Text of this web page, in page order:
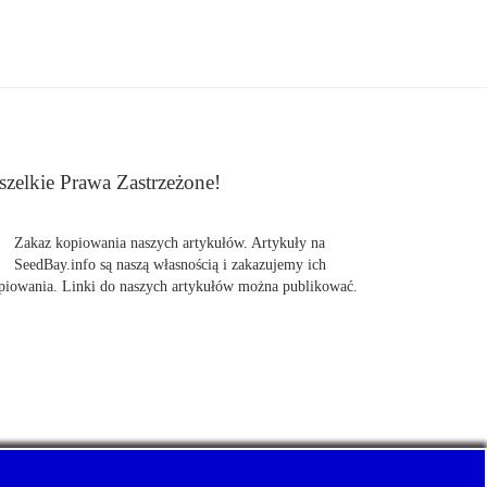
Prawa Zastrzeżone!
Zakaz kopiowania naszych artykułów. Artykuły na
SeedBay.info są naszą własnością i zakazujemy ich
Linki do naszych artykułów można publikować.
nami Pewnie swoje nasiona marihuany, konopi.